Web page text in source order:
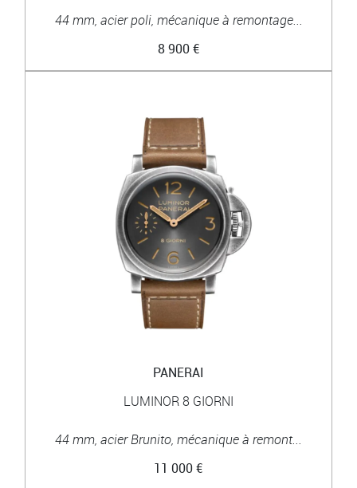
44 mm, acier poli, mécanique à remontage...
8 900 €
PANERAI
LUMINOR 8 GIORNI
44 mm, acier Brunito, mécanique à remont...
11 000 €